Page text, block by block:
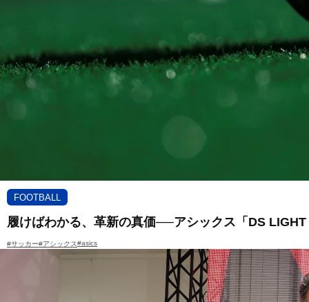
FOOTBALL
履けばわかる、革新の真価──アシックス「DS
#サッカー#アシックス#asics